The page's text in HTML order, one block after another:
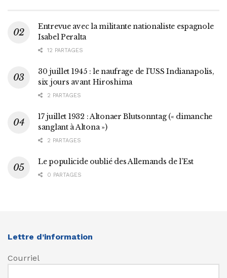
Entrevue avec la militante nationaliste espagnole
Isabel Peralta
12 PARTAGES
30 juillet 1945 : le naufrage de l’USS Indianapolis,
six jours avant Hiroshima
2 PARTAGES
17 juillet 1932 : Altonaer Blutsonntag (« dimanche
sanglant à Altona »)
2 PARTAGES
Le populicide oublié des Allemands de l’Est
0 PARTAGES
Lettre d’information
Courriel